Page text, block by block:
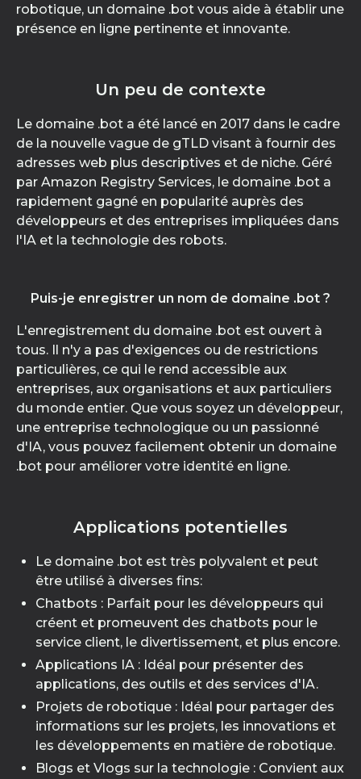
robotique, un domaine .bot vous aide à établir une
présence en ligne pertinente et innovante.
Un peu de contexte
Le domaine .bot a été lancé en 2017 dans le cadre
de la nouvelle vague de gTLD visant à fournir des
adresses web plus descriptives et de niche. Géré
par Amazon Registry Services, le domaine .bot a
rapidement gagné en popularité auprès des
développeurs et des entreprises impliquées dans
l'IA et la technologie des robots.
Puis-je enregistrer un nom de domaine .bot ?
L'enregistrement du domaine .bot est ouvert à
tous. Il n'y a pas d'exigences ou de restrictions
particulières, ce qui le rend accessible aux
entreprises, aux organisations et aux particuliers
du monde entier. Que vous soyez un développeur,
une entreprise technologique ou un passionné
d'IA, vous pouvez facilement obtenir un domaine
.bot pour améliorer votre identité en ligne.
Applications potentielles
Le domaine .bot est très polyvalent et peut
être utilisé à diverses fins:
Chatbots : Parfait pour les développeurs qui
créent et promeuvent des chatbots pour le
service client, le divertissement, et plus encore.
Applications IA : Idéal pour présenter des
applications, des outils et des services d'IA.
Projets de robotique : Idéal pour partager des
informations sur les projets, les innovations et
les développements en matière de robotique.
Blogs et Vlogs sur la technologie : Convient aux